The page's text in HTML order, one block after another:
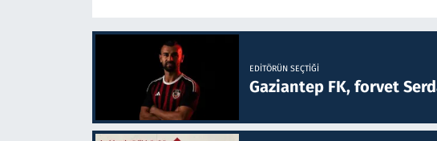
EDITÖRÜN SEÇTIĞI
Gaziantep FK, forvet